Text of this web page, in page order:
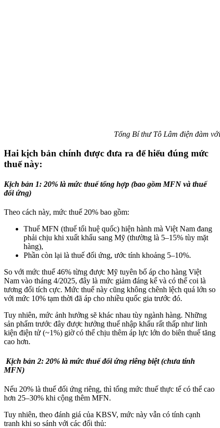
Tổng Bí thư Tô Lâm điện đàm với Tổng
Hai kịch bản chính được đưa ra để hiểu đúng mức
thuế này:
Kịch bản 1: 20% là mức thuế tổng hợp (bao gồm MFN và thuế
đối ứng)
Theo cách này, mức thuế 20% bao gồm:
Thuế MFN (thuế tối huệ quốc) hiện hành mà Việt Nam đang
phải chịu khi xuất khẩu sang Mỹ (thường là 5–15% tùy mặt
hàng),
Phần còn lại là thuế đối ứng, ước tính khoảng 5–10%.
So với mức thuế 46% từng được Mỹ tuyên bố áp cho hàng Việt
Nam vào tháng 4/2025, đây là mức giảm đáng kể và có thể coi là
tương đối tích cực. Mức thuế này cũng không chênh lệch quá lớn so
với mức 10% tạm thời đã áp cho nhiều quốc gia trước đó.
Tuy nhiên, mức ảnh hưởng sẽ khác nhau tùy ngành hàng. Những
sản phẩm trước đây được hưởng thuế nhập khẩu rất thấp như linh
kiện điện tử (~1%) giờ có thể chịu thêm áp lực lớn do biên thuế tăng
cao hơn.
Kịch bản 2: 20% là mức thuế đối ứng riêng biệt (chưa tính
MFN)
Nếu 20% là thuế đối ứng riêng, thì tổng mức thuế thực tế có thể cao
hơn 25–30% khi cộng thêm MFN.
Tuy nhiên, theo đánh giá của KBSV, mức này vẫn có tính cạnh
tranh khi so sánh với các đối thủ: